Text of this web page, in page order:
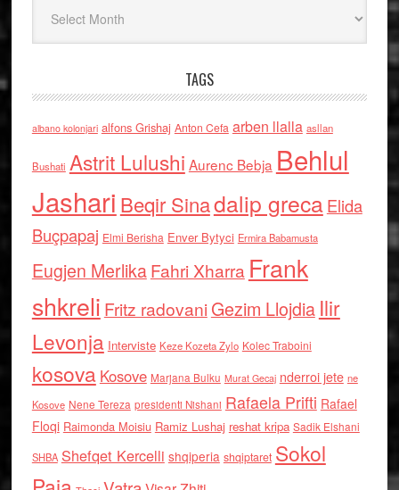
TAGS
albano kolonjari alfons Grishaj Anton Cefa arben llalla asllan
Bushati Astrit Lulushi Aurenc Bebja Behlul
Jashari Beqir Sinadalip grecaElida
Buçpapaj Elmi Berisha Enver Bytyci Ermira Babamusta
Eugjen MerlikaFahri Xharra Frank
shkreli Fritz radovaniGezim Llojdia Ilir
Levonja Interviste Keze Kozeta Zylo Kolec Traboini
kosova Kosove Marjana Bulku Murat Gecaj nderroi jete ne
Kosove Nene Tereza presidenti Nishani Rafaela Prifti Rafael
Floqi Raimonda Moisiu Ramiz Lushaj reshat kripa Sadik Elshani
SHBA Shefqet Kercelli shqiperia shqiptaret Sokol